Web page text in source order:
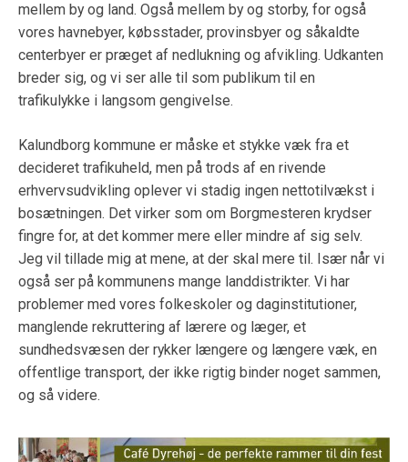
mellem by og land. Også mellem by og storby, for også
vores havnebyer, købsstader, provinsbyer og såkaldte
centerbyer er præget af nedlukning og afvikling. Udkanten
breder sig, og vi ser alle til som publikum til en
trafikulykke i langsom gengivelse.
Kalundborg kommune er måske et stykke væk fra et
decideret trafikuheld, men på trods af en rivende
erhvervsudvikling oplever vi stadig ingen nettotilvækst i
bosætningen. Det virker som om Borgmesteren krydser
fingre for, at det kommer mere eller mindre af sig selv.
Jeg vil tillade mig at mene, at der skal mere til. Især når vi
også ser på kommunens mange landdistrikter. Vi har
problemer med vores folkeskoler og daginstitutioner,
manglende rekruttering af lærere og læger, et
sundhedsvæsen der rykker længere og længere væk, en
offentlige transport, der ikke rigtig binder noget sammen,
og så videre.